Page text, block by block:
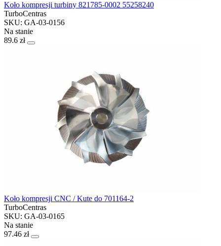
Koło kompresji turbiny 821785-0002 55258240
TurboCentras
SKU: GA-03-0156
Na stanie
89.6 zł
Koło kompresji CNC / Kute do 701164-2
TurboCentras
SKU: GA-03-0165
Na stanie
97.46 zł